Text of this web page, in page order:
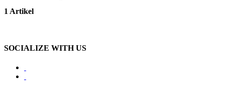
1 Artikel
SOCIALIZE WITH US